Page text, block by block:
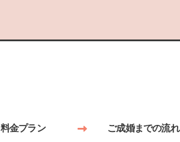
料金プラン ご成婚までの流れ